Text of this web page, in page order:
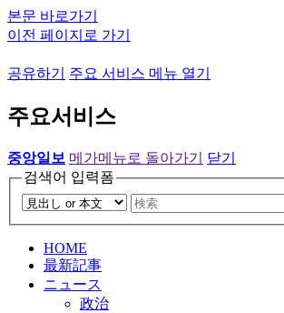
본문 바로가기
이전 페이지로 가기
공유하기 주요 서비스 메뉴 열기
주요서비스
중앙일보 메가메뉴로 돌아가기
닫기
검색어 입력폼
HOME
最新記事
ニュース
政治